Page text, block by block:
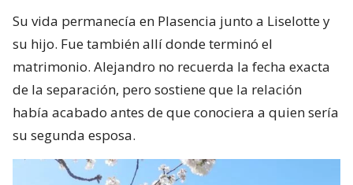
Su vida permanecía en Plasencia junto a Liselotte y
su hijo. Fue también allí donde terminó el
matrimonio. Alejandro no recuerda la fecha exacta
de la separación, pero sostiene que la relación
había acabado antes de que conociera a quien sería
su segunda esposa.